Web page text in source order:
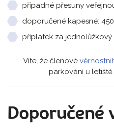
případné přesuny
doporučené kapesné:
příplatek za jednolůžkový
Víte, že členové
parkování u
Doporučené